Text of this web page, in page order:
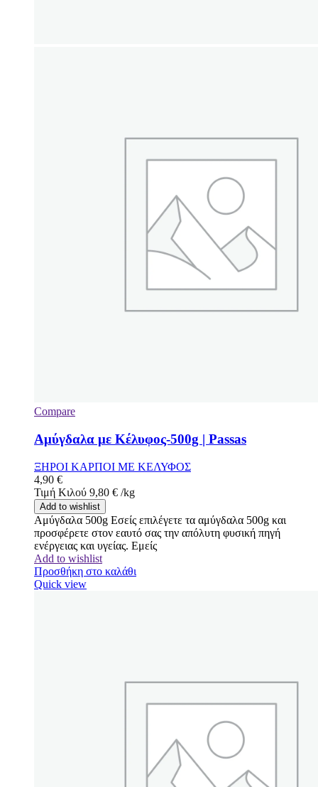
Compare
Αμύγδαλα με Κέλυφος-500g | Passas
ΞΗΡΟΙ ΚΑΡΠΟΙ ΜΕ ΚΕΛΥΦΟΣ
4,90 €
Τιμή Κιλού 9,80 € /kg
Add to wishlist
Αμύγδαλα 500g Εσείς επιλέγετε τα αμύγδαλα 500g και
προσφέρετε στον εαυτό σας την απόλυτη φυσική πηγή
ενέργειας και υγείας. Εμείς
Add to wishlist
Προσθήκη στο καλάθι
Quick view